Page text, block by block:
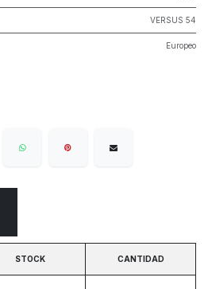
VERSUS 54
Europeo
STOCK CANTIDAD